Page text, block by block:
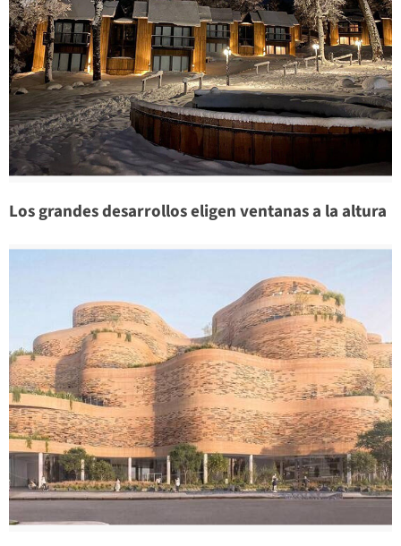
Los grandes desarrollos eligen ventanas a la altura